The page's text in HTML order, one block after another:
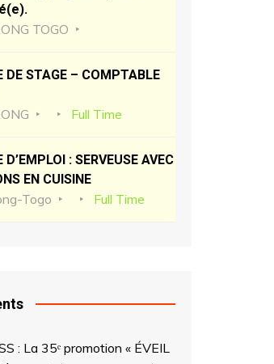
TOGO
DE STAGE – COMPTABLE
Full Time
D’EMPLOI : SERVEUSE AVEC
EN CUISINE
Togo Full Time
: La 35ᵉ promotion « ÉVEIL